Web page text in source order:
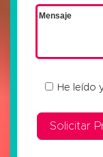
He leído